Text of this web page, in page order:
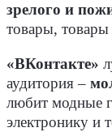
зрелого и
товары,
«ВКонтакте»
аудитория –
любит модные
электронику и